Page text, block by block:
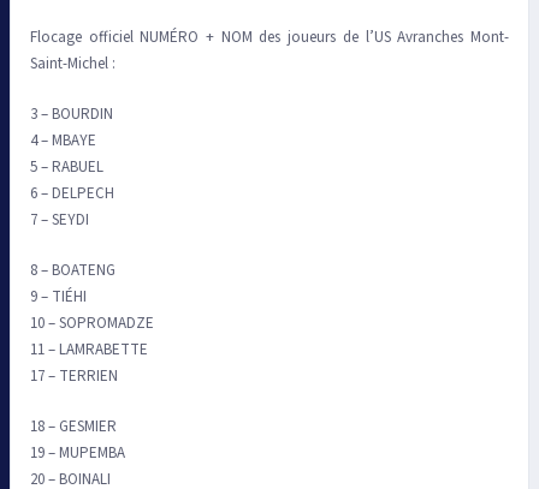
Flocage officiel NUMÉRO + NOM des joueurs de l’US Avranches Mont-
Saint-Michel :
3 – BOURDIN
4 – MBAYE
5 – RABUEL
6 – DELPECH
7 – SEYDI
8 – BOATENG
9 – TIÉHI
10 – SOPROMADZE
11 – LAMRABETTE
17 – TERRIEN
18 – GESMIER
19 – MUPEMBA
20 – BOINALI